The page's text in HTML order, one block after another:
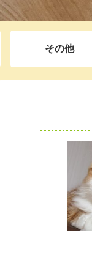
その他